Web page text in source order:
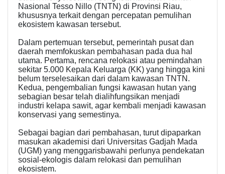
Nasional Tesso Nillo (TNTN) di Provinsi Riau,
khususnya terkait dengan percepatan pemulihan
ekosistem kawasan tersebut.
Dalam pertemuan tersebut, pemerintah pusat dan
daerah memfokuskan pembahasan pada dua hal
utama. Pertama, rencana relokasi atau pemindahan
sekitar 5.000 Kepala Keluarga (KK) yang hingga kini
belum terselesaikan dari dalam kawasan TNTN.
Kedua, pengembalian fungsi kawasan hutan yang
sebagian besar telah dialihfungsikan menjadi
industri kelapa sawit, agar kembali menjadi kawasan
konservasi yang semestinya.
Sebagai bagian dari pembahasan, turut dipaparkan
masukan akademisi dari Universitas Gadjah Mada
(UGM) yang menggarisbawahi perlunya pendekatan
sosial-ekologis dalam relokasi dan pemulihan
ekosistem.